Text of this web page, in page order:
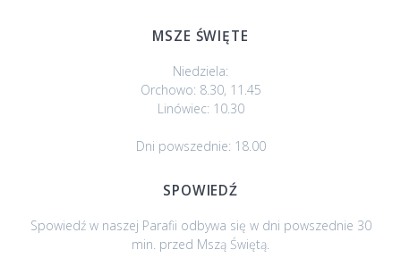
MSZE ŚWIĘTE
Niedziela:
Orchowo: 8.30, 11.45
Linówiec: 10.30
Dni powszednie: 18.00
SPOWIEDŹ
Spowiedź w naszej Parafii odbywa się w dni powszednie 30
min. przed Mszą Świętą.